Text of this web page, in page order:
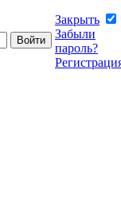
Закрыть
Забыли
пароль?